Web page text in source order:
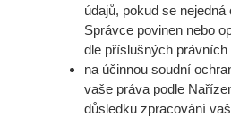
údajů, pokud se
Správce povinen nebo
dle příslušných právních
na účinnou soudní
vaše práva podle
důsledku zpracování